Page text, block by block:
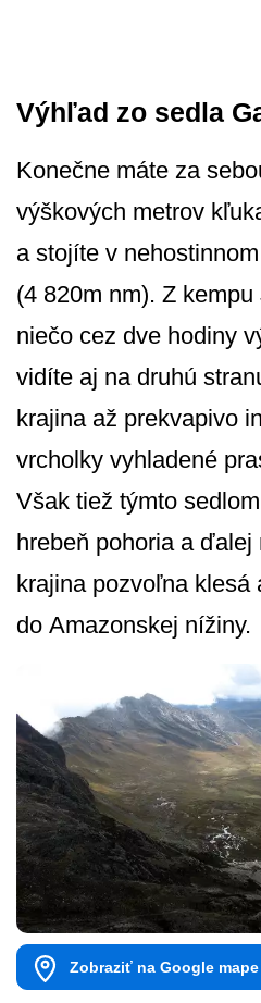
Výhľad zo sedla
Konečne máte za
výškových metrov
a stojíte v
(4 820m nm). Z
niečo cez dve hodiny
vidíte aj na druhú
krajina až prekvapivo
vrcholky vyhladené
Však tiež týmto
hrebeň pohoria a ďalej
krajina pozvoľna klesá
do Amazonskej nížiny.
Zobraziť na Google mape